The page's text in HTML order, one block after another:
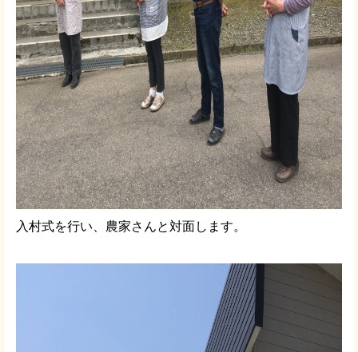
入村式を行い、農家さんと対面します。